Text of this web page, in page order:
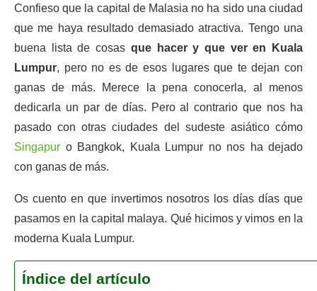
Confieso que la capital de Malasia no ha sido una ciudad
que me haya resultado demasiado atractiva. Tengo una
buena lista de cosas que hacer y que ver en Kuala
Lumpur, pero no es de esos lugares que te dejan con
ganas de más. Merece la pena conocerla, al menos
dedicarla un par de días. Pero al contrario que nos ha
pasado con otras ciudades del sudeste asiático cómo
Singapur o Bangkok, Kuala Lumpur no nos ha dejado
con ganas de más.
Os cuento en que invertimos nosotros los días días que
pasamos en la capital malaya. Qué hicimos y vimos en la
moderna Kuala Lumpur.
Índice del artículo